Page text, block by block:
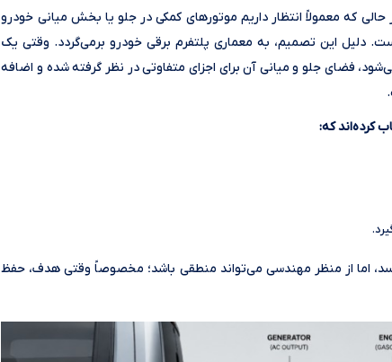
که معمولاً انتظار داریم موتورهای کمکی در جلو یا بخش میانی خودرو
دلیل این تصمیم، به معماری پلتفرم برقی خودرو برمی‌گردد. وقتی یک
می‌شود، فضای جلو و میانی آن برای اجزای متفاوتی در نظر گرفته شده و اضافه
کرده‌اند که:
اما از منظر مهندسی می‌تواند منطقی باشد؛ مخصوصاً وقتی هدف، حفظ